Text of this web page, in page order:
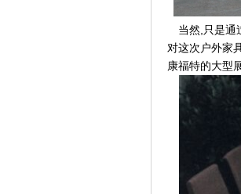
当然 只是通
对这次户外家
康福特的大型